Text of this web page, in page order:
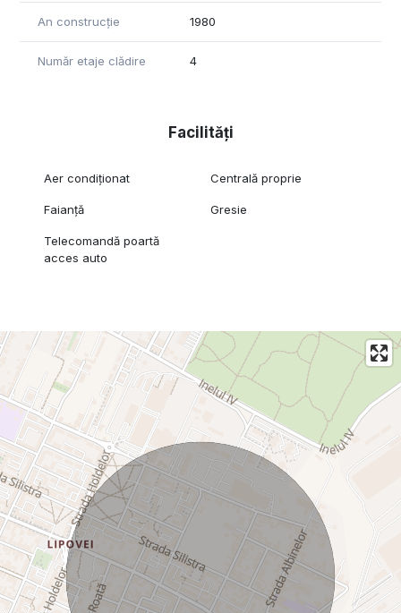
An construcție 1980
Număr etaje clădire 4
Facilități
Aer condiționat Centrală proprie
Faianță Gresie
Telecomandă poartă
acces auto